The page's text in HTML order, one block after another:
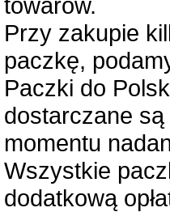
Przy zakupie
paczkę,
Paczki do
dostarczane są
momentu
Wszystkie
dodatkową